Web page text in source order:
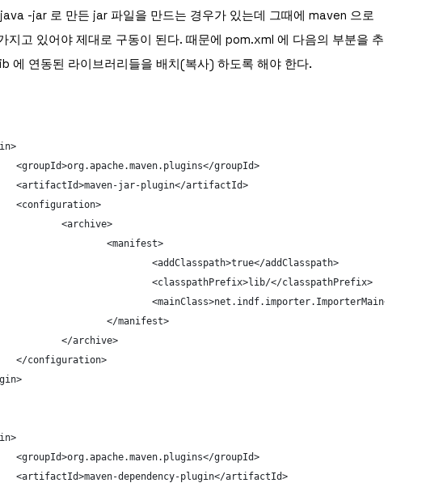
-jar 로 만든 jar 파일을 만드는 경우가 있는데 그때에 maven 으로
지고 있어야 제대로 구동이 된다. 때문에 pom.xml 에 다음의 부분을 추
에 연동된 라이브러리들을 배치(복사) 하도록 해야 한다.
			<groupId>org.apache.maven.plugins</groupId>
			<artifactId>maven-jar-plugin</artifactId>
			<configuration>
				<archive>
					<manifest>
						<addClasspath>true</addClasspath>
						<classpathPrefix>lib/</classpathPrefix>
						<mainClass>net.indf.importer.ImporterMain</mainClass>
					</manifest>
				</archive>
			</configuration>
			<groupId>org.apache.maven.plugins</groupId>
			<artifactId>maven-dependency-plugin</artifactId>